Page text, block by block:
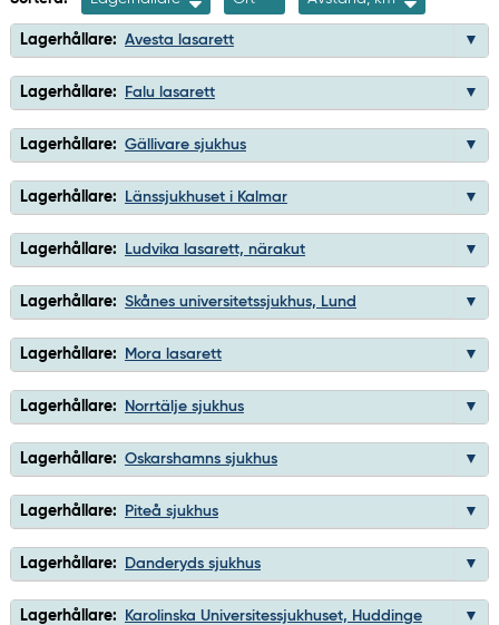
Lagerhållare: Avesta lasarett
Lagerhållare: Falu lasarett
Lagerhållare: Gällivare sjukhus
Lagerhållare: Länssjukhuset i Kalmar
Lagerhållare: Ludvika lasarett, närakut
Lagerhållare: Skånes universitetssjukhus, Lund
Lagerhållare: Mora lasarett
Lagerhållare: Norrtälje sjukhus
Lagerhållare: Oskarshamns sjukhus
Lagerhållare: Piteå sjukhus
Lagerhållare: Danderyds sjukhus
Lagerhållare: Karolinska Universitessjukhuset, Huddinge